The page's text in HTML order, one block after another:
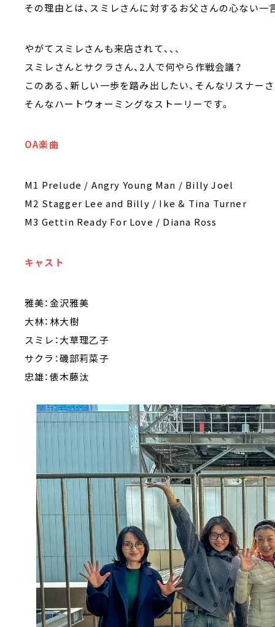
その理由とは、スミレさんに対するお父さんの心ない一
やがてスミレさんも来店されて、、、
スミレさんとサクラさん、2人で何やら作戦会議？
このある、新しい一歩を踏み出したい、そんなリスナー
そんなハートウォーミングなストーリーです。
OA楽曲
M1 Prelude / Angry Young Man / Billy Joel
M2 Stagger Lee and Billy / Ike & Tina Turner
M3 Gettin Ready For Love / Diana Ross
キャスト
雅美：金沢雅美
大林：林大樹
スミレ：大草理乙子
サクラ：磯部莉菜子
忠雄：俵木藤汰